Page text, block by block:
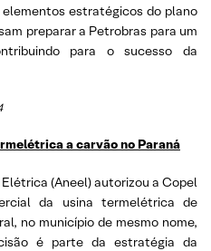
estratégicos do plano
preparar a Petrobras para um
para o sucesso da
a carvão no Paraná
(Aneel) autorizou a Copel
da usina termelétrica de
no município de mesmo nome,
é parte da estratégia da